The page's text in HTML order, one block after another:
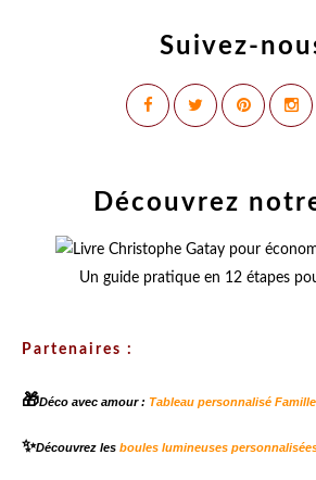
Suivez-
Découvrez
Un guide pratique en 12 étapes
Partenaires :
🎁Déco avec amour : Tableau personnalisé Famille
✨Découvrez les boules lumineuses